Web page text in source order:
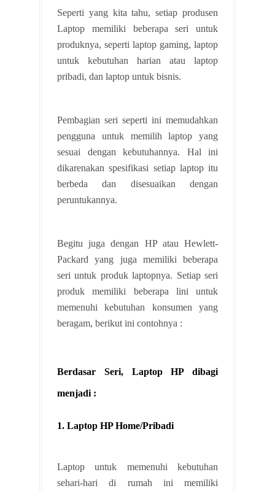
Seperti yang kita tahu, setiap produsen
Laptop memiliki beberapa seri untuk
produknya, seperti laptop gaming, laptop
untuk kebutuhan harian atau laptop
pribadi, dan laptop untuk bisnis.
Pembagian seri seperti ini memudahkan
pengguna untuk memilih laptop yang
sesuai dengan kebutuhannya. Hal ini
dikarenakan spesifikasi setiap laptop itu
berbeda dan disesuaikan dengan
peruntukannya.
Begitu juga dengan HP atau Hewlett-
Packard yang juga memiliki beberapa
seri untuk produk laptopnya. Setiap seri
produk memiliki beberapa lini untuk
memenuhi kebutuhan konsumen yang
beragam, berikut ini contohnya :
Berdasar Seri, Laptop HP dibagi
menjadi :
1. Laptop HP Home/Pribadi
Laptop untuk memenuhi kebutuhan
sehari-hari di rumah ini memiliki